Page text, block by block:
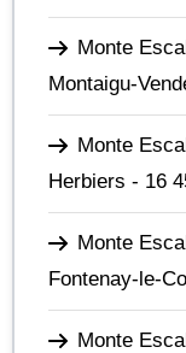
Monte
Montaigu-
Monte
Herbiers - 16
Monte
Fontenay-le-
Monte